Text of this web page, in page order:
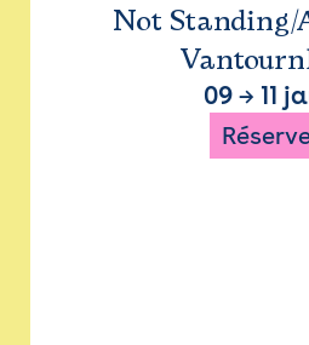
Not Standing/
09→ 11